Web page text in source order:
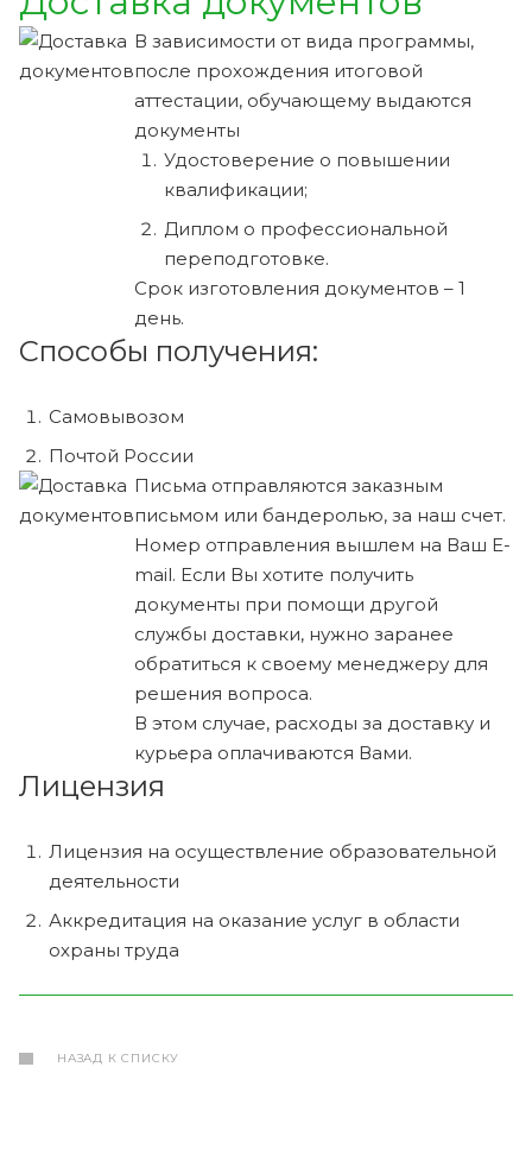
В зависимости от вида программы,
после прохождения итоговой
аттестации, обучающему выдаются
документы
Удостоверение о повышении
квалификации;
Диплом о профессиональной
переподготовке.
Срок изготовления документов – 1
день.
Способы получения:
Самовывозом
Почтой России
Письма отправляются заказным
письмом или бандеролью, за наш счет.
Номер отправления вышлем на Ваш E-
mail. Если Вы хотите получить
документы при помощи другой
службы доставки, нужно заранее
обратиться к своему менеджеру для
решения вопроса.
В этом случае, расходы за доставку и
курьера оплачиваются Вами.
Лицензия
Лицензия на осуществление образовательной
деятельности
Аккредитация на оказание услуг в области
охраны труда
НАЗАД К СПИСКУ